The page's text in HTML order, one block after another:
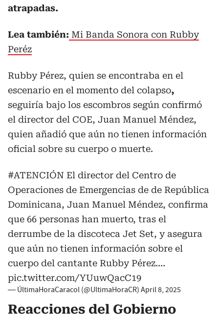
atrapadas.
Lea también: Mi Banda Sonora con Rubby
Peréz
Rubby Pérez, quien se encontraba en el
escenario en el momento del colapso,
seguiría bajo los escombros según confirmó
el director del COE, Juan Manuel Méndez,
quien añadió que aún no tienen información
oficial sobre su cuerpo o muerte.
#ATENCIÓN El director del Centro de
Operaciones de Emergencias de de República
Dominicana, Juan Manuel Méndez, confirma
que 66 personas han muerto, tras el
derrumbe de la discoteca Jet Set, y asegura
que aún no tienen información sobre el
cuerpo del cantante Rubby Pérez.…
pic.twitter.com/YUuwQacC19
— ÚltimaHoraCaracol (@UltimaHoraCR) April 8, 2025
Reacciones del Gobierno